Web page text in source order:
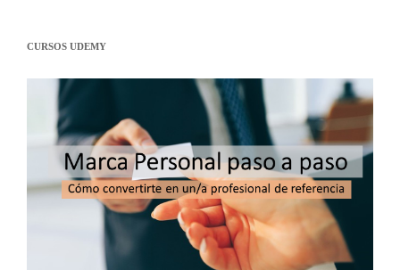
CURSOS UDEMY